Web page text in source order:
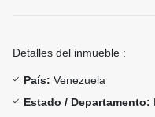
Detalles del inmueble :
País: Venezuela
Estado / Departamento: